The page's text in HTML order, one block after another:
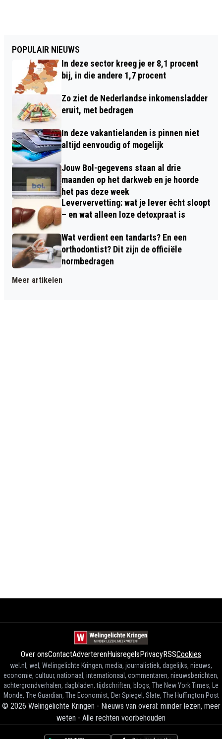
POPULAIR NIEUWS
In deze sector kreeg je er 8,1 procent
bij, in die andere 1,7 procent
Zo ziet de Nederlandse inkomensladder
eruit, met bedragen
In deze vakantielanden is pinnen niet
altijd eenvoudig of mogelijk
Jouw Bol-gegevens staan al drie
maanden op het darkweb en je hoorde
het pas deze week
Leververvetting: wat je lever écht sloopt
– en wat alleen loze detoxpraat is
Wat verdient een tandarts? En een
orthodontist? Dit zijn de officiële
normbedragen
Meer artikelen
Over onsContactAdverterenHuisregelsPrivacyRSSCookies
wel.nl, wel, Welingelichte Kringen, media, journalistiek, dagelijks, nieuws,
economie, cultuur, nationaal, internationaal, commentaren, nieuwsberichten,
achtergrondverhalen, dagbladen, tijdschriften, blogs, The New York Times, Le
Monde, The Guardian, The Economist, Der Spiegel, Slate, The Huffington Post
© 2026 Welingelichte Kringen - Nieuws van overal: minder lezen, meer
weten - Alle rechten voorbehouden